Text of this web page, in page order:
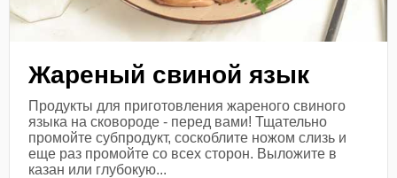
Жареный свиной язык
Продукты для приготовления жареного свиного
языка на сковороде - перед вами! Тщательно
промойте субпродукт, соскоблите ножом слизь и
еще раз промойте со всех сторон. Выложите в
казан или глубокую...